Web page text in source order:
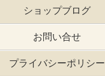
ショップブログ
お問い合せ
プライバシーポリシー